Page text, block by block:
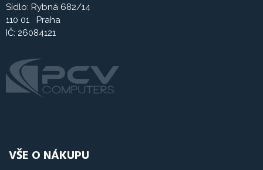
Sídlo: Rybná 682/14
110 01 Praha
IČ: 26084121
VŠE O NÁKUPU